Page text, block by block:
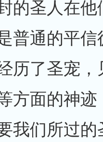
的圣人在他
普通的平信
历了圣宠，
方面的神迹
我们所过的